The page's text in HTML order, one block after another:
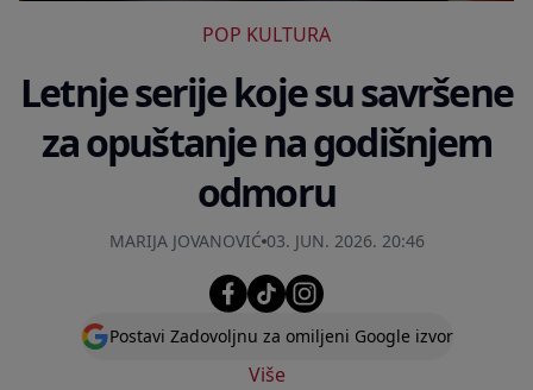
POP KULTURA
Letnje serije koje su savršene
za opuštanje na godišnjem
odmoru
MARIJA JOVANOVIĆ 03. JUN. 2026. 20:46
Postavi Zadovoljnu za omiljeni Google izvor
Više